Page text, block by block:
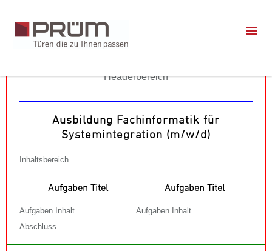
Headerbereich
Ausbildung Fachinformatik für
Systemintegration (m/w/d)
Inhaltsbereich
Aufgaben Titel
Aufgaben Inhalt
Aufgaben Titel
Aufgaben Inhalt
Abschluss